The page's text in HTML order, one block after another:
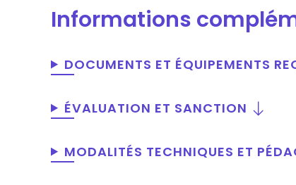
Informations
DOCUMENTS ET ÉQUIPEMENTS
ÉVALUATION ET SANCTION
MODALITÉS TECHNIQUES ET